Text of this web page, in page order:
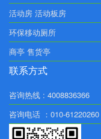
活动房 活动板房
环保移动厕所
商亭 售货亭
联系方式
咨询热线 : 4008836366
咨询电话 ：010-61220260